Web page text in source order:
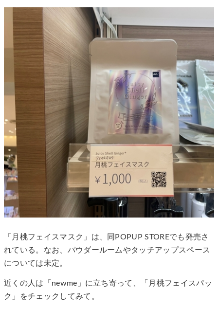
「月桃フェイスマスク」は、同POPUP STOREでも発売さ
れている。なお、パウダールームやタッチアップスペース
については未定。
近くの人は「newme」に立ち寄って、「月桃フェイスパッ
ク」をチェックしてみて。